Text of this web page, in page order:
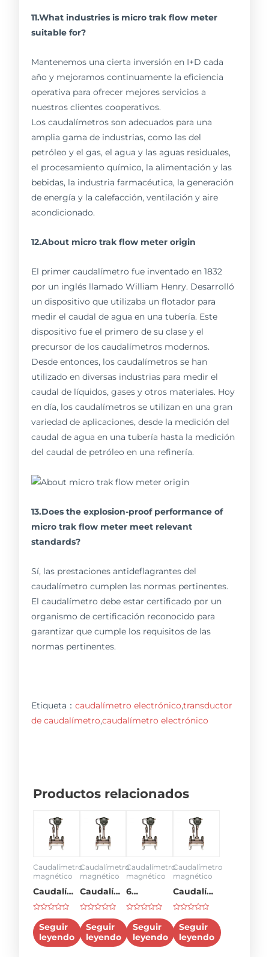
11.What industries is micro trak flow meter
suitable for?
Mantenemos una cierta inversión en I+D cada
año y mejoramos continuamente la eficiencia
operativa para ofrecer mejores servicios a
nuestros clientes cooperativos.
Los caudalímetros son adecuados para una
amplia gama de industrias, como las del
petróleo y el gas, el agua y las aguas residuales,
el procesamiento químico, la alimentación y las
bebidas, la industria farmacéutica, la generación
de energía y la calefacción, ventilación y aire
acondicionado.
12.About micro trak flow meter origin
El primer caudalímetro fue inventado en 1832
por un inglés llamado William Henry. Desarrolló
un dispositivo que utilizaba un flotador para
medir el caudal de agua en una tubería. Este
dispositivo fue el primero de su clase y el
precursor de los caudalímetros modernos.
Desde entonces, los caudalímetros se han
utilizado en diversas industrias para medir el
caudal de líquidos, gases y otros materiales. Hoy
en día, los caudalímetros se utilizan en una gran
variedad de aplicaciones, desde la medición del
caudal de agua en una tubería hasta la medición
del caudal de petróleo en una refinería.
13.Does the explosion-proof performance of
micro trak flow meter meet relevant
standards?
Sí, las prestaciones antideflagrantes del
caudalímetro cumplen las normas pertinentes.
El caudalímetro debe estar certificado por un
organismo de certificación reconocido para
garantizar que cumple los requisitos de las
normas pertinentes.
Etiqueta：caudalímetro electrónico,transductor
de caudalímetro,caudalímetro electrónico
Productos relacionados
Caudalímetro
magnético
Caudalímetro
de 50
gpm
Rated
0
de
5
Seguir
leyendo
Caudalímetro
magnético
Caudalímetro
de 8
pulgadas
Rated
0
de
5
Seguir
leyendo
Caudalímetro
magnético
6
caudalímetro
Rated
0
de
5
Seguir
leyendo
Caudalímetro
magnético
Caudalímetro
de 3
pulgadas
Rated
0
de
5
Seguir
leyendo